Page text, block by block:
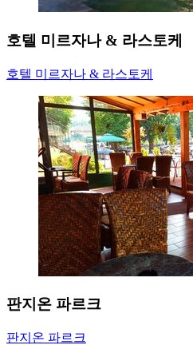
호텔 미르자나 & 라스토케
호텔 미르자나 & 라스토케
판지온 파르크
판지온 파르크